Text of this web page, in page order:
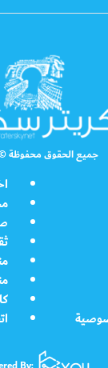
جميع الحقوق محفوظة ©